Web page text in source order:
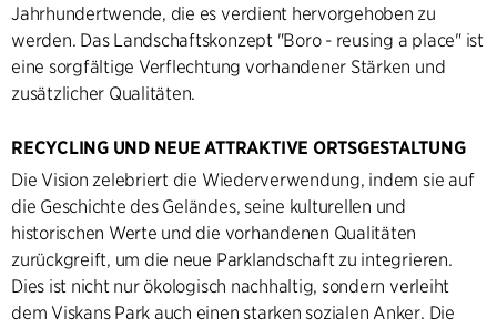
Jahrhundertwende, die es verdient hervorgehoben zu
werden. Das Landschaftskonzept "Boro - reusing a place" ist
eine sorgfältige Verflechtung vorhandener Stärken und
zusätzlicher Qualitäten.
RECYCLING UND NEUE ATTRAKTIVE ORTSGESTALTUNG
Die Vision zelebriert die Wiederverwendung, indem sie auf
die Geschichte des Geländes, seine kulturellen und
historischen Werte und die vorhandenen Qualitäten
zurückgreift, um die neue Parklandschaft zu integrieren.
Dies ist nicht nur ökologisch nachhaltig, sondern verleiht
dem Viskans Park auch einen starken sozialen Anker. Die